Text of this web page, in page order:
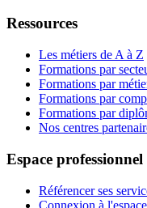
Ressources
Les métiers de A à Z
Formations par
Formations par
Formations par
Formations par
Nos centres
Espace professionnel
Référencer ses
Connexion à